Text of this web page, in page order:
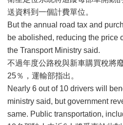
送資料到一個計費單位。
But the annual road tax and
be abolished, reducing the price
the Transport Ministry said.
不過年度公路稅與新車購買稅將
25％，運輸部指出。
Nearly 6 out of 10 drivers will
ministry said, but government
same. Public transportation,